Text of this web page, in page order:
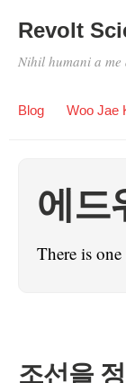
Revolt
Nihil humani a me
Blog Woo Jae
에드
There is
조선을